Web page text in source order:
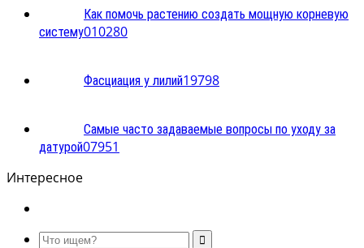
Как помочь растению создать мощную корневую
систему010280
Фасциация у лилий19798
Самые часто задаваемые вопросы по уходу за
датурой07951
Интересное